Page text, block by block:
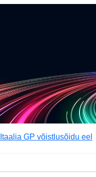
Itaalia GP võistlusõidu eel